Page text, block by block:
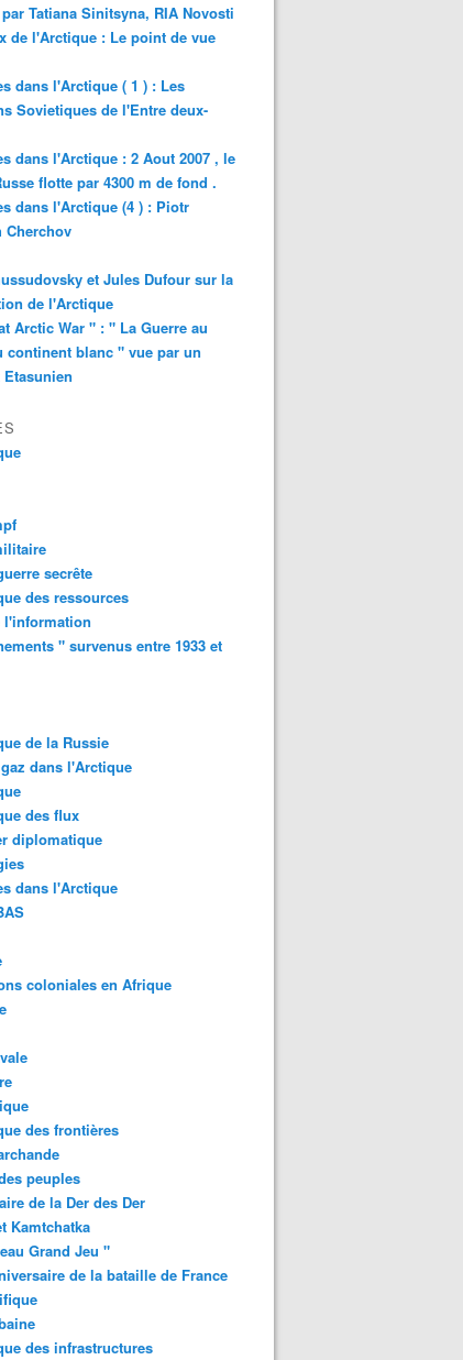
Tatiana Sinitsyna, RIA Novosti
de l'Arctique : Le point de vue
dans l'Arctique ( 1 ) : Les
Sovietiques de l'Entre deux-
dans l'Arctique : 2 Aout 2007 , le
flotte par 4300 m de fond .
dans l'Arctique (4 ) : Piotr
Cherchov
et Jules Dufour sur la
de l'Arctique
Arctic War " : " La Guerre au
continent blanc " vue par un
secrête
des ressources
l'information
" survenus entre 1933 et
de la Russie
dans l'Arctique
des flux
diplomatique
dans l'Arctique
coloniales en Afrique
des frontières
peuples
de la Der des Der
Kamtchatka
Grand Jeu "
de la bataille de France
des infrastructures